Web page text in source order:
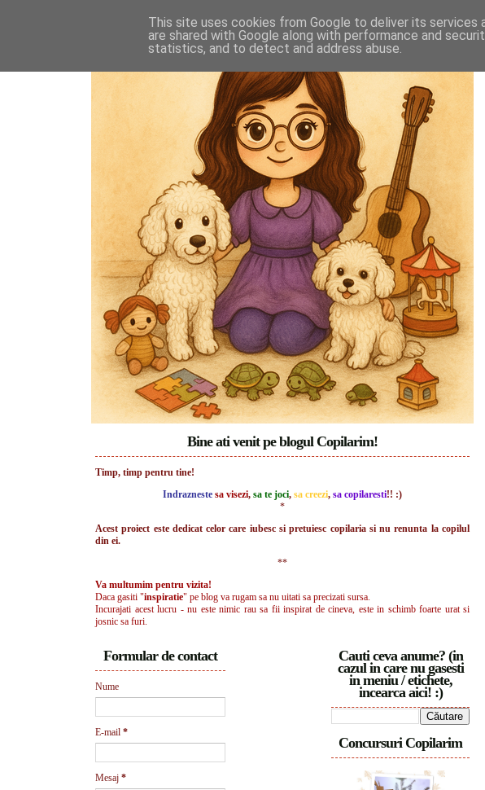
Bine ati venit pe blogul Copilarim!
Timp, timp pentru tine!
Indrazneste sa visezi, sa te joci, sa creezi, sa copilaresti!! :)
*
Acest proiect este dedicat celor care iubesc si pretuiesc copilaria si nu renunta la copilul
din ei.
**
Va multumim pentru vizita!
Daca gasiti "inspiratie" pe blog va rugam sa nu uitati sa precizati sursa.
Incurajati acest lucru - nu este nimic rau sa fii inspirat de cineva, este in schimb foarte urat si
josnic sa furi.
Cauti ceva anume? (in
cazul in care nu gasesti
in meniu / etichete,
incearca aici! :)
Concursuri Copilarim
Formular de contact
Nume
E-mail *
Mesaj *
This site uses cookies from Google to deliver its services
are shared with Google along with performance and
statistics, and to detect and address abuse.